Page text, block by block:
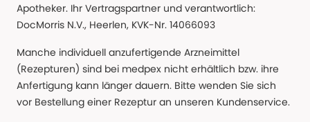
Apotheker. Ihr Vertragspartner und verantwortlich:
DocMorris N.V., Heerlen, KVK-Nr. 14066093
Manche individuell anzufertigende Arzneimittel
(Rezepturen) sind bei medpex nicht erhältlich bzw. ihre
Anfertigung kann länger dauern. Bitte wenden Sie sich
vor Bestellung einer Rezeptur an unseren Kundenservice.